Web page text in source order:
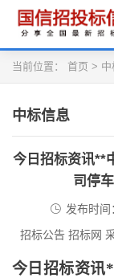
当前位置： 首页 > 中
中标信息
今日招标资讯**
司停
发布时
招标公告 招标网
今日招标资讯